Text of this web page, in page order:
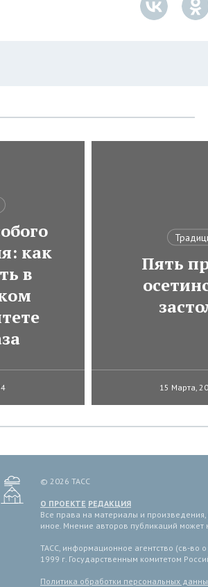
как
в
Пять
15 Марта,
© 2026 ТАСС
О ПРОЕКТЕ РЕДАКЦИЯ
Все права на материалы и
иное. Мнение авторов публикаций
ТАСС, информационное агентство (св-во
1999 г. Государственным комитетом
Политика обработки персональных